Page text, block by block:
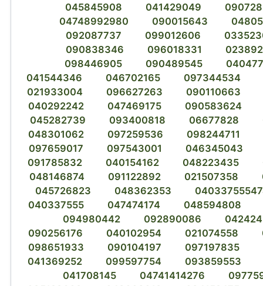
045845908
041429049
04748992980
090015643
092087737
099012606
090838346
096018331
098446905
090489545
041544346
046702165
097344534
021933004
096627263
090110663
040292242
047469175
090583624
045282739
093400818 06677828
048301062
097259536
098244711
097659017
097543001
046345043
091785832
040154162 048223435
048146874
091122892 021507358
045726823
048362353
040337555
047474174
048594808
094980442
092890086
090256176
040102954 021074558
098651933
090104197 097197835
041369252
099597754
093859553
041708145
04741414276